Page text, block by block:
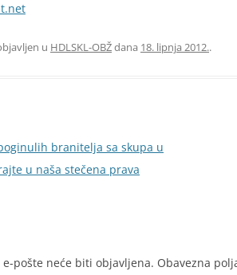
u HDLSKL-OBŽdana 18. lipnja 2012..
branitelja sa skupa u
u naša stečena prava
e-pošte neće biti objavljena. Obavezna